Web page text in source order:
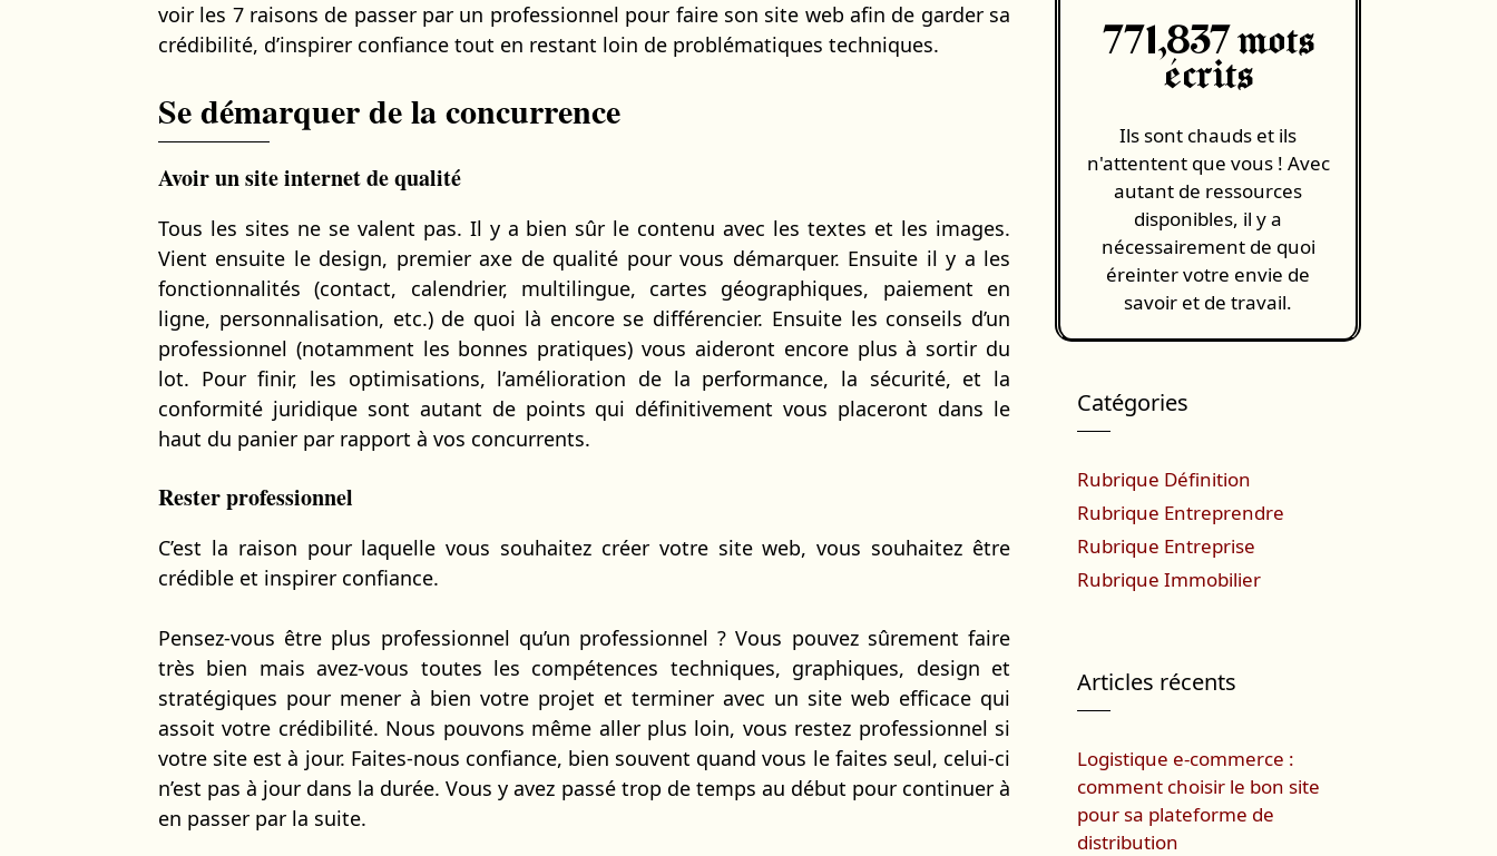
voir les 7 raisons de passer par un professionnel pour faire son site web afin de garder sa
crédibilité, d’inspirer confiance tout en restant loin de problématiques techniques.
Se démarquer de la concurrence
Avoir un site internet de qualité
Tous les sites ne se valent pas. Il y a bien sûr le contenu avec les textes et les images.
Vient ensuite le design, premier axe de qualité pour vous démarquer. Ensuite il y a les
fonctionnalités (contact, calendrier, multilingue, cartes géographiques, paiement en
ligne, personnalisation, etc.) de quoi là encore se différencier. Ensuite les conseils d’un
professionnel (notamment les bonnes pratiques) vous aideront encore plus à sortir du
lot. Pour finir, les optimisations, l’amélioration de la performance, la sécurité, et la
conformité juridique sont autant de points qui définitivement vous placeront dans le
haut du panier par rapport à vos concurrents.
Rester professionnel
C’est la raison pour laquelle vous souhaitez créer votre site web, vous souhaitez être
crédible et inspirer confiance.
Pensez-vous être plus professionnel qu’un professionnel ? Vous pouvez sûrement faire
très bien mais avez-vous toutes les compétences techniques, graphiques, design et
stratégiques pour mener à bien votre projet et terminer avec un site web efficace qui
assoit votre crédibilité. Nous pouvons même aller plus loin, vous restez professionnel si
votre site est à jour. Faites-nous confiance, bien souvent quand vous le faites seul, celui-ci
n’est pas à jour dans la durée. Vous y avez passé trop de temps au début pour continuer à
en passer par la suite.
771,837 mots
écrits
Ils sont chauds et ils
n'attentent que vous ! Avec
autant de ressources
disponibles, il y a
nécessairement de quoi
éreinter votre envie de
savoir et de travail.
Catégories
Rubrique Définition
Rubrique Entreprendre
Rubrique Entreprise
Rubrique Immobilier
Articles récents
Logistique e-commerce :
comment choisir le bon site
pour sa plateforme de
distribution